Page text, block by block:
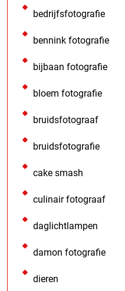
bedrijfsfotografie
bennink fotografie
bijbaan fotografie
bloem fotografie
bruidsfotograaf
bruidsfotografie
cake smash
culinair fotograaf
daglichtlampen
damon fotografie
dieren